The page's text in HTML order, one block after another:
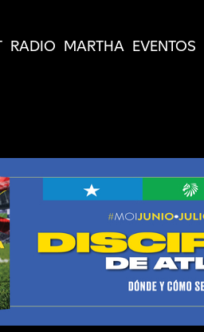
RADIO MARTHA EVENTOS